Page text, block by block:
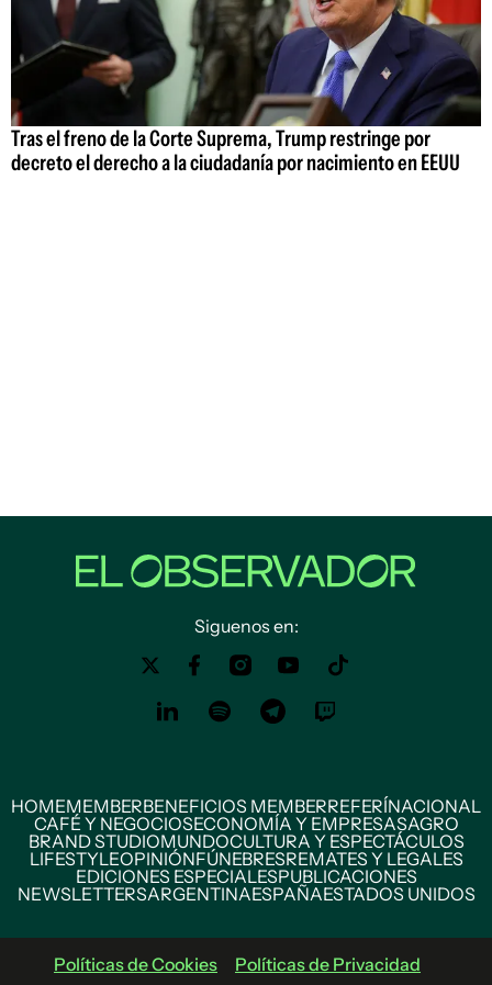
Tras el freno de la Corte Suprema, Trump restringe por
decreto el derecho a la ciudadanía por nacimiento en EEUU
Siguenos en:
HOMEMEMBERBENEFICIOS MEMBERREFERÍNACIONAL
CAFÉ Y NEGOCIOSECONOMÍA Y EMPRESASAGRO
BRAND STUDIOMUNDOCULTURA Y ESPECTÁCULOS
LIFESTYLEOPINIÓNFÚNEBRESREMATES Y LEGALES
EDICIONES ESPECIALESPUBLICACIONES
NEWSLETTERSARGENTINAESPAÑAESTADOS UNIDOS
Políticas de Cookies Políticas de Privacidad